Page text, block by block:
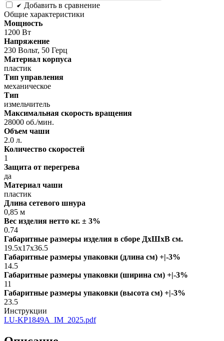
Добавить в сравнение
Общие характеристики
Мощность
1200 Вт
Напряжение
230 Вольт, 50 Герц
Материал корпуса
пластик
Тип управления
механическое
Тип
измельчитель
Максимальная скорость вращения
28000 об./мин.
Объем чаши
2.0 л.
Количество скоростей
1
Защита от перегрева
да
Материал чаши
пластик
Длина сетевого шнура
0,85 м
Вес изделия нетто кг. ± 3%
0.74
Габаритные размеры изделия в сборе ДxШxВ см.
19.5х17х36.5
Габаритные размеры упаковки (длина см) +|-3%
14.5
Габаритные размеры упаковки (ширина см) +|-3%
11
Габаритные размеры упаковки (высота см) +|-3%
23.5
Инструкции
LU-KP1849A_IM_2025.pdf